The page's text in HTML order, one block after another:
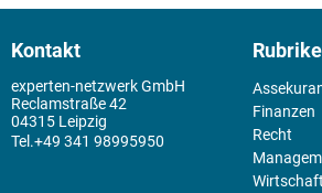
Kontakt
experten-netzwerk GmbH
Reclamstraße 42
04315 Leipzig
+49 341 98995950
Finanzen
Recht
Wirtschaft